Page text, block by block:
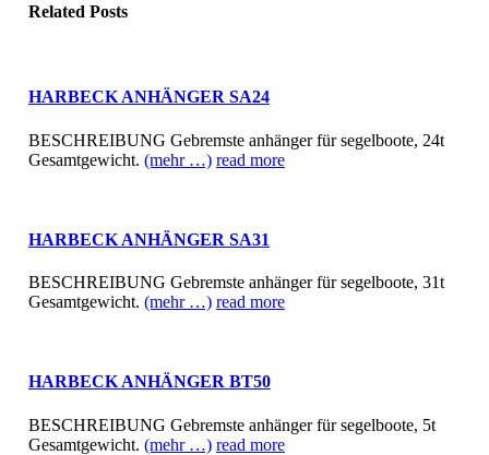
Related Posts
HARBECK ANHÄNGER SA24
BESCHREIBUNG Gebremste anhänger für segelboote, 24t
Gesamtgewicht. (mehr …) read more
HARBECK ANHÄNGER SA31
BESCHREIBUNG Gebremste anhänger für segelboote, 31t
Gesamtgewicht. (mehr …) read more
HARBECK ANHÄNGER BT50
BESCHREIBUNG Gebremste anhänger für segelboote, 5t
Gesamtgewicht. (mehr …) read more